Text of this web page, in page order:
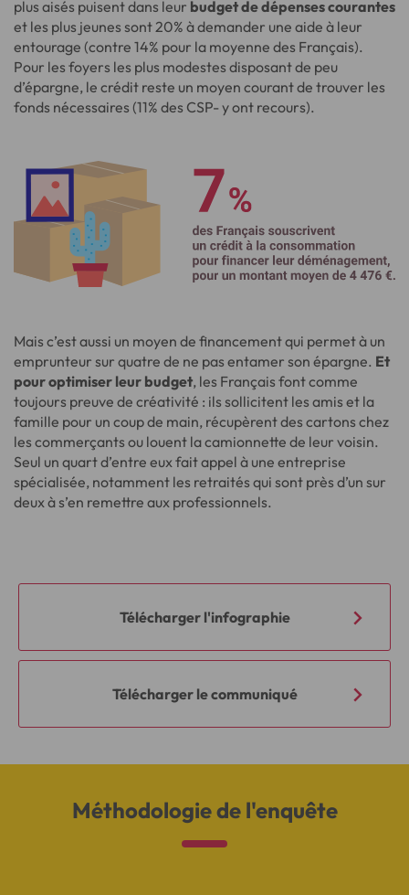
plus aisés puisent dans leur budget de dépenses courantes
et les plus jeunes sont 20% à demander une aide à leur
entourage (contre 14% pour la moyenne des Français).
Pour les foyers les plus modestes disposant de peu
d’épargne, le crédit reste un moyen courant de trouver les
fonds nécessaires (11% des CSP- y ont recours).
Mais c’est aussi un moyen de financement qui permet à un
emprunteur sur quatre de ne pas entamer son épargne. Et
pour optimiser leur budget, les Français font comme
toujours preuve de créativité : ils sollicitent les amis et la
famille pour un coup de main, récupèrent des cartons chez
les commerçants ou louent la camionnette de leur voisin.
Seul un quart d’entre eux fait appel à une entreprise
spécialisée, notamment les retraités qui sont près d’un sur
deux à s’en remettre aux professionnels.
Télécharger l'infographie
Télécharger le communiqué
Méthodologie de l'enquête